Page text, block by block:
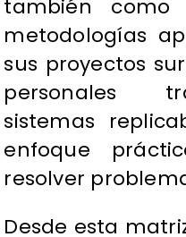
también
metodologías
sus proyectos
personales
sistemas
enfoque
resolver
Desde esta